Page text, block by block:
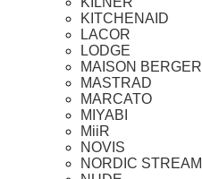
KITCHENAID
LACOR
LODGE
MAISON BERGER
MASTRAD
MARCATO
MIYABI
MiiR
NOVIS
NORDIC STREAM